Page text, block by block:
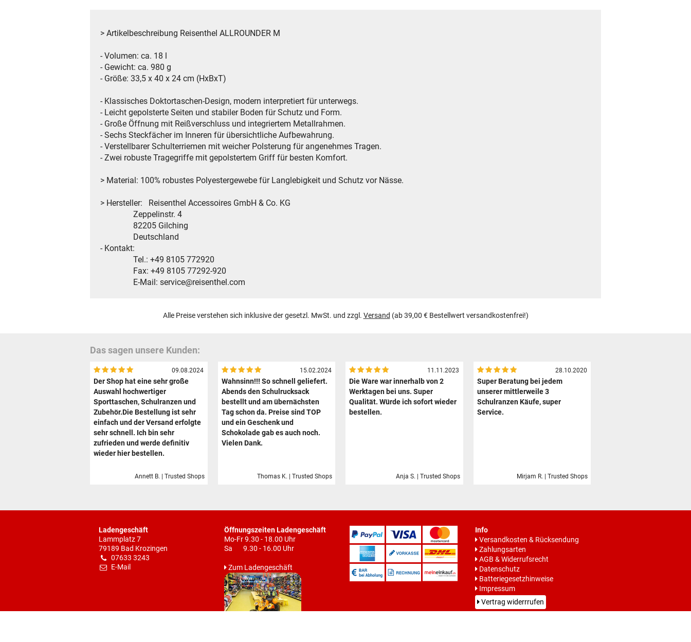
> Artikelbeschreibung Reisenthel ALLROUNDER M
- Volumen: ca. 18 l
- Gewicht: ca. 980 g
- Größe: 33,5 x 40 x 24 cm (HxBxT)
- Klassisches Doktortaschen-Design, modern interpretiert für unterwegs.
- Leicht gepolsterte Seiten und stabiler Boden für Schutz und Form.
- Große Öffnung mit Reißverschluss und integriertem Metallrahmen.
- Sechs Steckfächer im Inneren für übersichtliche Aufbewahrung.
- Verstellbarer Schulterriemen mit weicher Polsterung für angenehmes Tragen.
- Zwei robuste Tragegriffe mit gepolstertem Griff für besten Komfort.
> Material: 100% robustes Polyestergewebe für Langlebigkeit und Schutz vor Nässe.
> Hersteller: Reisenthel Accessoires GmbH & Co. KG
Zeppelinstr. 4
82205 Gilching
Deutschland
- Kontakt:
Tel.: +49 8105 772920
Fax: +49 8105 77292-920
E-Mail: service@reisenthel.com
Alle Preise verstehen sich inklusive der gesetzl. MwSt. und zzgl. Versand (ab 39,00 € Bestellwert versandkostenfrei!)
Das sagen unsere Kunden:
09.08.2024
Der Shop hat eine sehr große
Auswahl hochwertiger
Sporttaschen, Schulranzen und
Zubehör.Die Bestellung ist sehr
einfach und der Versand erfolgte
sehr schnell. Ich bin sehr
zufrieden und werde definitiv
wieder hier bestellen.
Annett B. | Trusted Shops
15.02.2024
Wahnsinn!!! So schnell geliefert.
Abends den Schulrucksack
bestellt und am übernächsten
Tag schon da. Preise sind TOP
und ein Geschenk und
Schokolade gab es auch noch.
Vielen Dank.
Thomas K. | Trusted Shops
11.11.2023
Die Ware war innerhalb von 2
Werktagen bei uns. Super
Qualität. Würde ich sofort wieder
bestellen.
Anja S. | Trusted Shops
28.10.2020
Super Beratung bei jedem
unserer mittlerweile 3
Schulranzen Käufe, super
Service.
Mirjam R. | Trusted Shops
Ladengeschäft
Lammplatz 7
79189 Bad Krozingen
07633 3243
E-Mail
Öffnungszeiten Ladengeschäft
Mo-Fr 9.30 - 18.00 Uhr
Sa 9.30 - 16.00 Uhr
Zum Ladengeschäft
Info
Versandkosten & Rücksendung
Zahlungsarten
AGB & Widerrufsrecht
Datenschutz
Batteriegesetzhinweise
Impressum
Vertrag widerrrufen